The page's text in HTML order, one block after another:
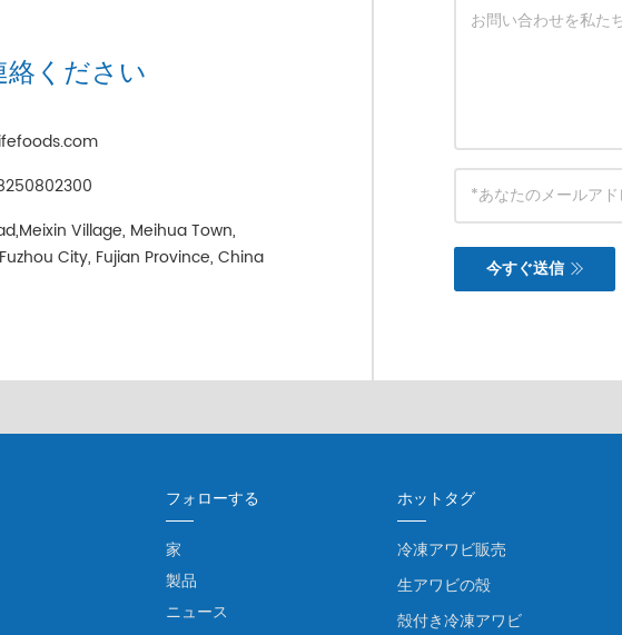
ください
Village, Meihua Town,
City, Fujian Province, China
今すぐ送信
フォローする
家
製品
ニュース
ホットタグ
冷凍アワビ販売
生アワビの殻
殻付き冷凍アワビ